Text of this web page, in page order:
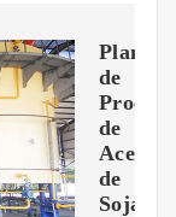
Planta
de
de
Aceite
de
Soja